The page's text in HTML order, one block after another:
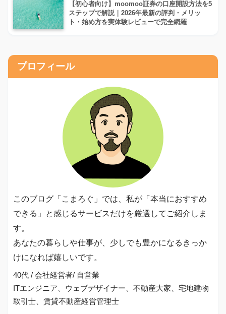
【初心者向け】moomoo証券の口座開設方法を5
ステップで解説｜2026年最新の評判・メリッ
ト・始め方を実体験レビューで完全網羅
プロフィール
このブログ「こまろぐ」では、私が「本当におすすめ
できる」と感じるサービスだけを厳選してご紹介しま
す。
あなたの暮らしや仕事が、少しでも豊かになるきっか
けになれば嬉しいです。
40代 / 会社経営者/ 自営業
ITエンジニア、ウェブデザイナー、不動産大家、宅地建物
取引士、賃貸不動産経営管理士